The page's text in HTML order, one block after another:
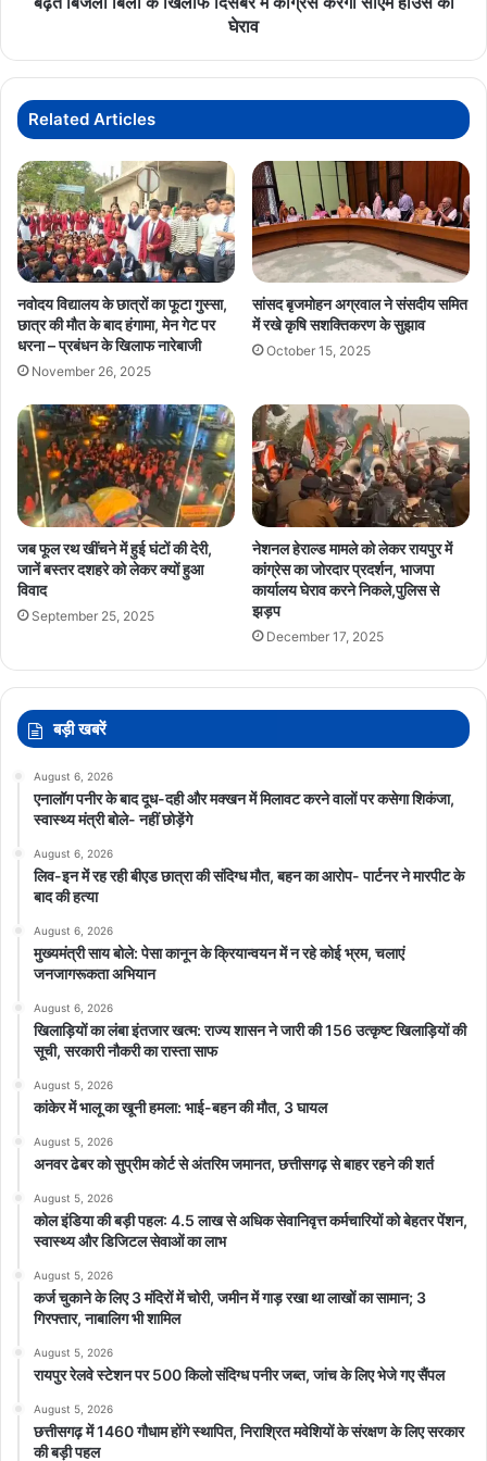
घेराव
घेराव
Related Articles
नवोदय विद्यालय के छात्रों का फूटा गुस्सा,
छात्र की मौत के बाद हंगामा, मेन गेट पर
धरना – प्रबंधन के खिलाफ नारेबाजी
November 26, 2025
सांसद बृजमोहन अग्रवाल ने संसदीय समित
में रखे कृषि सशक्तिकरण के सुझाव
October 15, 2025
जब फूल रथ खींचने में हुई घंटों की देरी,
जानें बस्तर दशहरे को लेकर क्यों हुआ
विवाद
September 25, 2025
नेशनल हेराल्ड मामले को लेकर रायपुर में
कांग्रेस का जोरदार प्रदर्शन, भाजपा
कार्यालय घेराव करने निकले,पुलिस से
झड़प
December 17, 2025
बड़ी खबरें
August 6, 2026
एनालॉग पनीर के बाद दूध-दही और मक्खन में मिलावट करने वालों पर कसेगा शिकंजा,
स्वास्थ्य मंत्री बोले- नहीं छोड़ेंगे
August 6, 2026
लिव-इन में रह रही बीएड छात्रा की संदिग्ध मौत, बहन का आरोप- पार्टनर ने मारपीट के
बाद की हत्या
August 6, 2026
मुख्यमंत्री साय बोले: पेसा कानून के क्रियान्वयन में न रहे कोई भ्रम, चलाएं
जनजागरूकता अभियान
August 6, 2026
खिलाड़ियों का लंबा इंतजार खत्म: राज्य शासन ने जारी की 156 उत्कृष्ट खिलाड़ियों की
सूची, सरकारी नौकरी का रास्ता साफ
August 5, 2026
कांकेर में भालू का खूनी हमला: भाई-बहन की मौत, 3 घायल
August 5, 2026
अनवर ढेबर को सुप्रीम कोर्ट से अंतरिम जमानत, छत्तीसगढ़ से बाहर रहने की शर्त
August 5, 2026
कोल इंडिया की बड़ी पहल: 4.5 लाख से अधिक सेवानिवृत्त कर्मचारियों को बेहतर पेंशन,
स्वास्थ्य और डिजिटल सेवाओं का लाभ
August 5, 2026
कर्ज चुकाने के लिए 3 मंदिरों में चोरी, जमीन में गाड़ रखा था लाखों का सामान; 3
गिरफ्तार, नाबालिग भी शामिल
August 5, 2026
रायपुर रेलवे स्टेशन पर 500 किलो संदिग्ध पनीर जब्त, जांच के लिए भेजे गए सैंपल
August 5, 2026
छत्तीसगढ़ में 1460 गौधाम होंगे स्थापित, निराश्रित मवेशियों के संरक्षण के लिए सरकार
की बड़ी पहल